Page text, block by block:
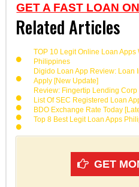
GET A FAST LOAN
Related Articles
TOP 10 Legit Online Loan Apps
Philippines
Digido Loan App Review: Loan
Apply [New Update]
Review: Fingertip Lending Corp
List Of SEC Registered Loan
BDO Exchange Rate Today
Top 8 Best Legit Loan Apps
GET